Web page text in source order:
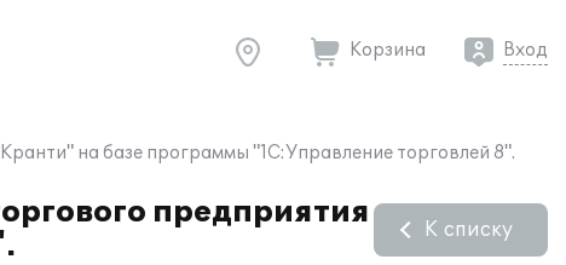
Корзина Вход
на базе программы "1С:Управление торговлей 8".
предприятия
К списку